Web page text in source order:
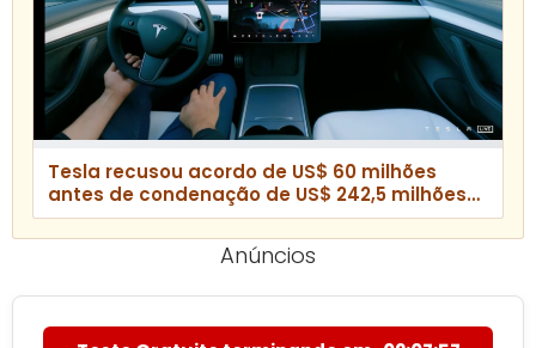
Tesla recusou acordo de US$ 60 milhões
antes de condenação de US$ 242,5 milhões
por acidente fatal com Autopilot
Anúncios